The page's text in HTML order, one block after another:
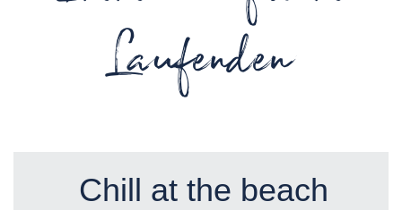
Laufenden
Chill at the beach